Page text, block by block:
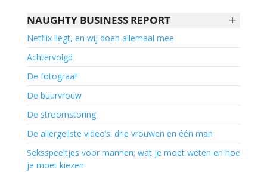
+
NAUGHTY BUSINESS REPORT
Netflix liegt, en wij doen allemaal mee
Achtervolgd
De fotograaf
De buurvrouw
De stroomstoring
De allergeilste video’s: drie vrouwen en één man
Seksspeeltjes voor mannen; wat je moet weten en hoe
je moet kiezen